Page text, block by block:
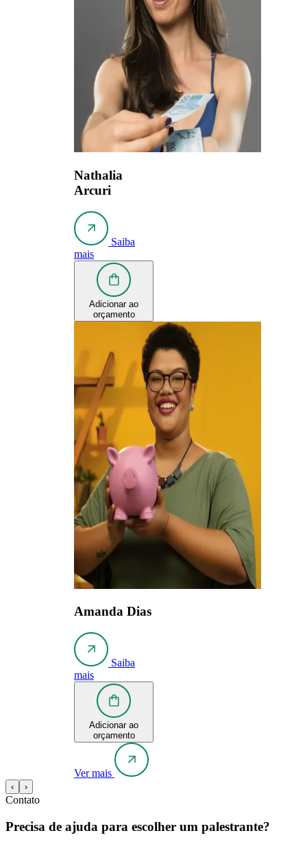
Nathalia
Arcuri
Saiba
mais
Adicionar ao
orçamento
Amanda Dias
Saiba
mais
Adicionar ao
orçamento
Ver mais
‹ ›
Contato
Precisa de ajuda para escolher um palestrante?